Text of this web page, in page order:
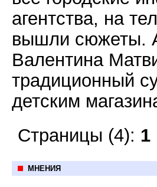
агентства, на
вышли сюжеты.
Валентина
традиционный
детским
Страницы (4): 1
МНЕНИЯ